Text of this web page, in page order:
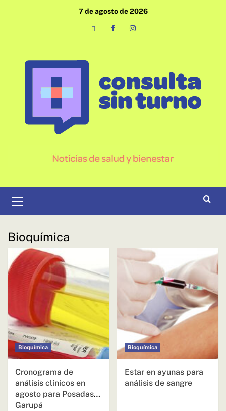
7 de agosto de 2026
primario
Bioquímica
Bioquímica
Cronograma de
análisis clínicos en
agosto para Posadas y
Garupá
Bioquímica
Estar en ayunas para
análisis de sangre